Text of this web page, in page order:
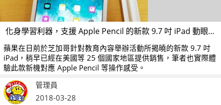
化身學習利器，支援 Apple Pencil 的新款 9.7 吋 iPad 動眼看
蘋果在日前於芝加哥針對教育內容舉辦活動所揭曉的新款 9.7 吋
iPad，稍早已經在美國等 25 個國家地區提供銷售，筆者也實際體
驗此款新機對應 Apple Pencil 等操作感受。
管理員
2018-03-28